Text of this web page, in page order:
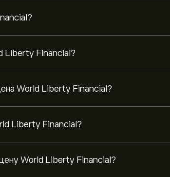
Liberty Financial?
World Liberty Financial?
Liberty Financial?
World Liberty Financial?